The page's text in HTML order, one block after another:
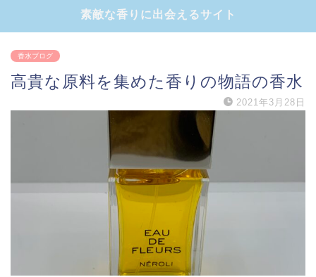
素敵な香りに出会えるサイト
香水ブログ
高貴な原料を集めた香りの物語の香水
2021年3月28日